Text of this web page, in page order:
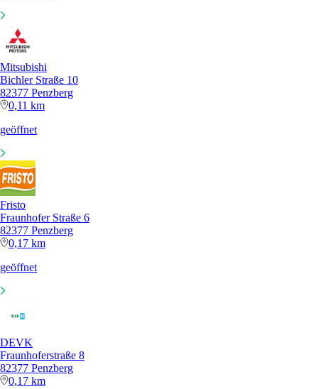
Mitsubishi
Bichler Straße 10
82377 Penzberg
0,11 km
geöffnet
Fristo
Fraunhofer Straße 6
82377 Penzberg
0,17 km
geöffnet
DEVK
Fraunhoferstraße 8
82377 Penzberg
0,17 km